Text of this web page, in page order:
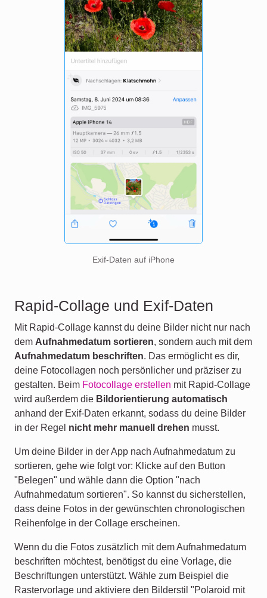
Exif-Daten auf iPhone
Rapid-Collage und Exif-Daten
Mit Rapid-Collage kannst du deine Bilder nicht nur nach
dem Aufnahmedatum sortieren, sondern auch mit dem
Aufnahmedatum beschriften. Das ermöglicht es dir,
deine Fotocollagen noch persönlicher und präziser zu
gestalten. Beim Fotocollage erstellen mit Rapid-Collage
wird außerdem die Bildorientierung automatisch
anhand der Exif-Daten erkannt, sodass du deine Bilder
in der Regel nicht mehr manuell drehen musst.
Um deine Bilder in der App nach Aufnahmedatum zu
sortieren, gehe wie folgt vor: Klicke auf den Button
"Belegen" und wähle dann die Option "nach
Aufnahmedatum sortieren". So kannst du sicherstellen,
dass deine Fotos in der gewünschten chronologischen
Reihenfolge in der Collage erscheinen.
Wenn du die Fotos zusätzlich mit dem Aufnahmedatum
beschriften möchtest, benötigst du eine Vorlage, die
Beschriftungen unterstützt. Wähle zum Beispiel die
Rastervorlage und aktiviere den Bilderstil "Polaroid mit